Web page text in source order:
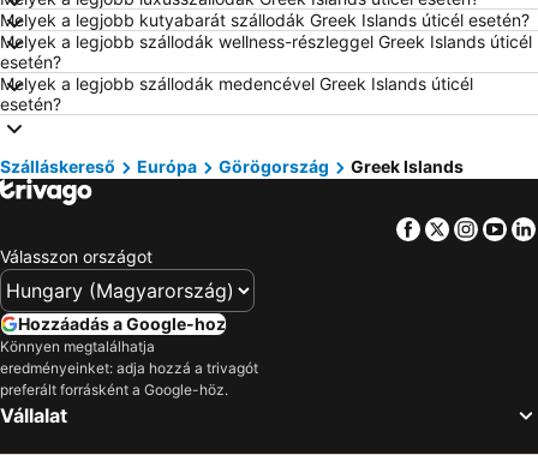
Szállás Portorož
Szállás Napospart
Szállás Alghero
Szállás Mallorca
Szállás Olaszország
Szállás Málta
Szállás Korfu
Szállás Görögország
Szállás Szlovénia
Szállás Török Riviéra
Szállás Balaton déli part
Szállás Montenegró
Szállás Tenerife
Szállás Garda-tó
Melyek a legjobb kutyabarát szállodák Greek Islands úticél esetén?
Melyek a legjobb szállodák wellness-részleggel Greek Islands úticél
esetén?
Melyek a legjobb szállodák medencével Greek Islands úticél
esetén?
Szálláskereső Európa Görögország Greek Islands
Facebook
Twitter
Válasszon országot
Hozzáadás a Google-hoz
Könnyen megtalálhatja
eredményeinket: adja hozzá a trivagót
preferált forrásként a Google-höz.
Vállalat